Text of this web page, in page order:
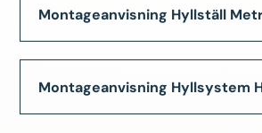
Montageanvisning Hyllställ
Montageanvisning Hyllsystem